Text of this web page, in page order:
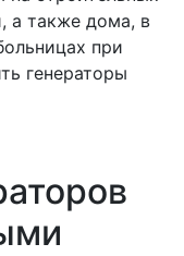
а также дома, в
при
генераторы